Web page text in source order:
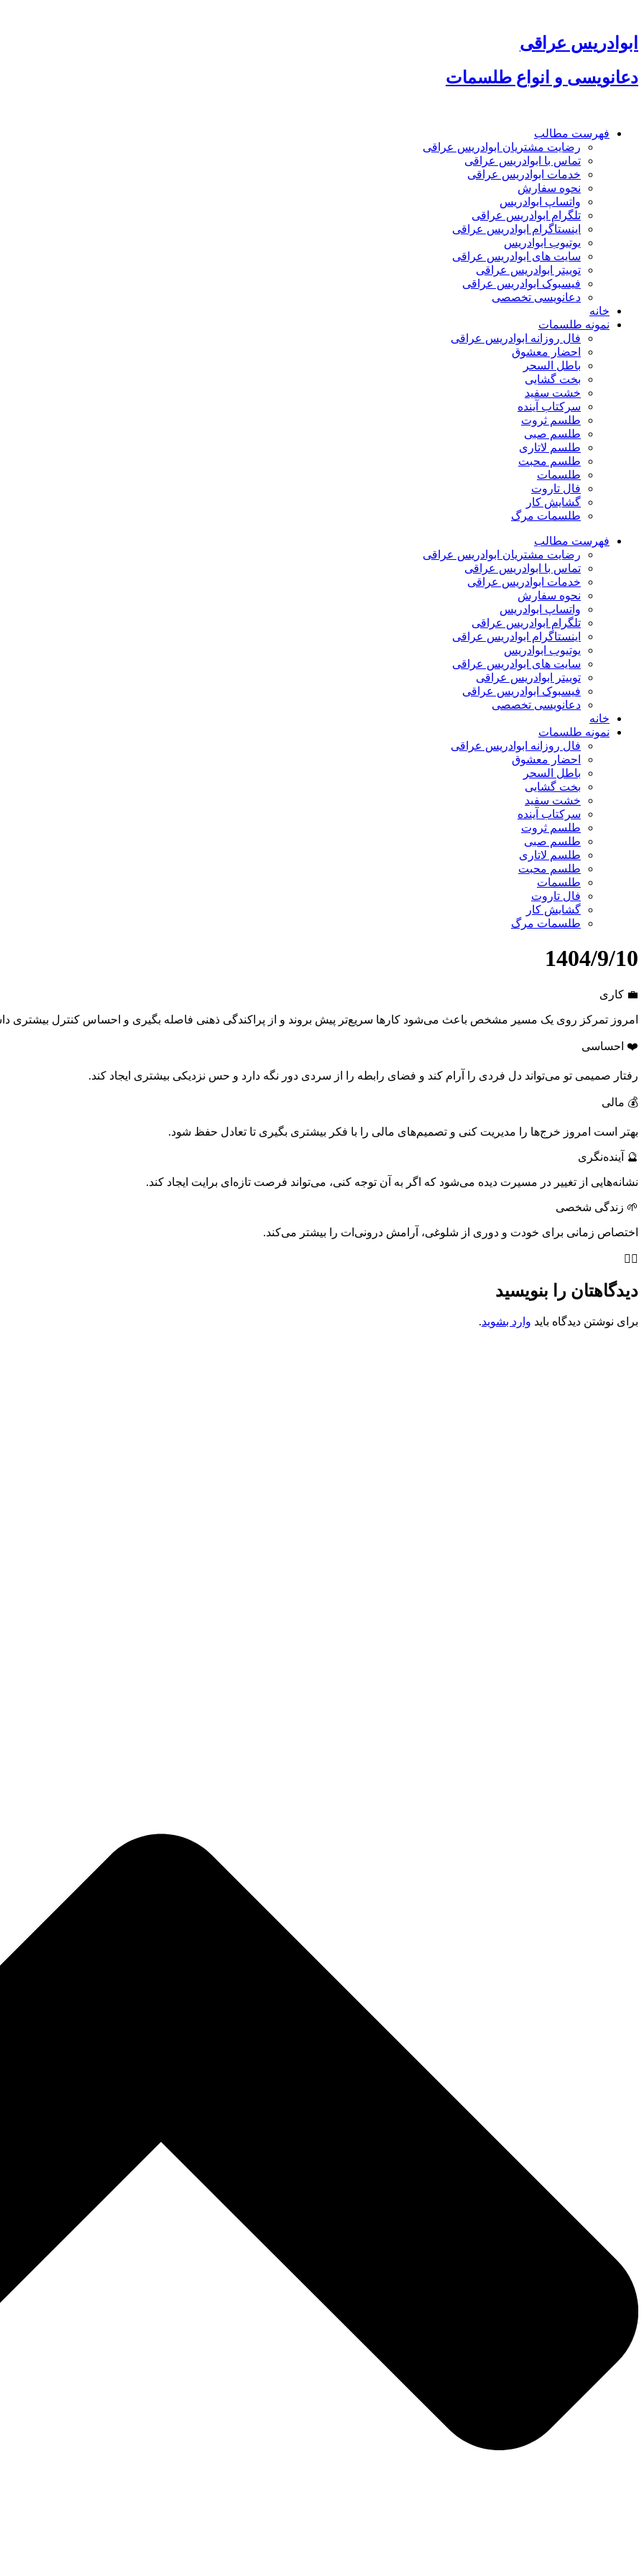
محتوا
ابوادریس عراقی
دعانویسی و انواع طلسمات
فهرست مطالب
رضایت مشتریان ابوادریس عراقی
تماس با ابوادریس عراقی
خدمات ابوادریس عراقی
نحوه سفارش
واتساپ ابوادریس
تلگرام ابوادریس عراقی
اینستاگرام ابوادریس عراقی
یوتیوب ابوادریس
سایت های ابوادریس عراقی
توییتر ابوادریس عراقی
فیسبوک ابوادریس عراقی
دعانویسی تخصصی
خانه
نمونه طلسمات
فال روزانه ابوادریس عراقی
احضار معشوق
باطل السحر
بخت گشایی
خشت سفید
سرکتاب آینده
طلسم ثروت
طلسم صبی
طلسم لاتاری
طلسم محبت
طلسمات
فال تاروت
گشایش کار
طلسمات مرگ
فهرست مطالب
رضایت مشتریان ابوادریس عراقی
تماس با ابوادریس عراقی
خدمات ابوادریس عراقی
نحوه سفارش
واتساپ ابوادریس
تلگرام ابوادریس عراقی
اینستاگرام ابوادریس عراقی
یوتیوب ابوادریس
سایت های ابوادریس عراقی
توییتر ابوادریس عراقی
فیسبوک ابوادریس عراقی
دعانویسی تخصصی
خانه
نمونه طلسمات
فال روزانه ابوادریس عراقی
احضار معشوق
باطل السحر
بخت گشایی
خشت سفید
سرکتاب آینده
طلسم ثروت
طلسم صبی
طلسم لاتاری
طلسم محبت
طلسمات
فال تاروت
گشایش کار
طلسمات مرگ
1404/9/10
💼 کاری
امروز تمرکز روی یک مسیر مشخص باعث می‌شود کارها سریع‌تر پیش بروند و از پراکندگی ذهنی فاصله بگیری و احساس کنترل بیشتری
❤️ احساسی
رفتار صمیمی تو می‌تواند دل فردی را آرام کند و فضای رابطه را از سردی دور نگه دارد و حس نزدیکی بیشتری ایجاد کند.
💰 مالی
بهتر است امروز خرج‌ها را مدیریت کنی و تصمیم‌های مالی را با فکر بیشتری بگیری تا تعادل حفظ شود.
🔮 آینده‌نگری
نشانه‌هایی از تغییر در مسیرت دیده می‌شود که اگر به آن توجه کنی، می‌تواند فرصت تازه‌ای برایت ایجاد کند.
🌱 زندگی شخصی
اختصاص زمانی برای خودت و دوری از شلوغی، آرامش درونی‌ات را بیشتر می‌کند.
۲️⃣
دیدگاهتان را بنویسید
برای نوشتن دیدگاه باید وارد بشوید.